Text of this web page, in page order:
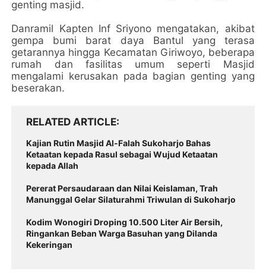
genting masjid.
Danramil Kapten Inf Sriyono mengatakan, akibat
gempa bumi barat daya Bantul yang terasa
getarannya hingga Kecamatan Giriwoyo, beberapa
rumah dan fasilitas umum seperti Masjid
mengalami kerusakan pada bagian genting yang
beserakan.
RELATED ARTICLE
Kajian Rutin Masjid Al-Falah Sukoharjo Bahas
Ketaatan kepada Rasul sebagai Wujud Ketaatan
kepada Allah
Pererat Persaudaraan dan Nilai Keislaman, Trah
Manunggal Gelar Silaturahmi Triwulan di Sukoharjo
Kodim Wonogiri Droping 10.500 Liter Air Bersih,
Ringankan Beban Warga Basuhan yang Dilanda
Kekeringan